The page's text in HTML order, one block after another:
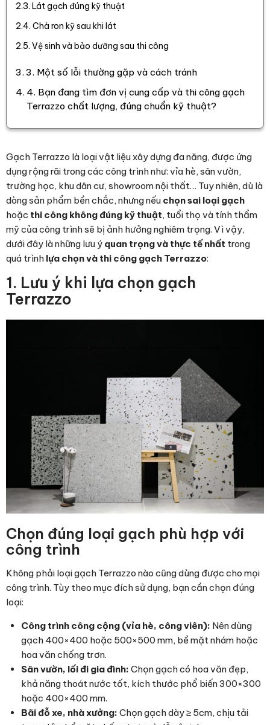
Lát gạch đúng kỹ thuật
Chà ron kỹ sau khi lát
Vệ sinh và bảo dưỡng sau thi công
3. Một số lỗi thường gặp và cách tránh
4. Bạn đang tìm đơn vị cung cấp và thi công gạch
Terrazzo chất lượng, đúng chuẩn kỹ thuật?
Gạch Terrazzo là loại vật liệu xây dựng đa năng, được ứng
dụng rộng rãi trong các công trình như: vỉa hè, sân vườn,
trường học, khu dân cư, showroom nội thất… Tuy nhiên, dù là
dòng sản phẩm bền chắc, nhưng nếu chọn sai loại gạch
hoặc thi công không đúng kỹ thuật, tuổi thọ và tính thẩm
mỹ của công trình sẽ bị ảnh hưởng nghiêm trọng. Vì vậy,
dưới đây là những lưu ý quan trọng và thực tế nhất trong
quá trình lựa chọn và thi công gạch Terrazzo:
1. Lưu ý khi lựa chọn gạch
Terrazzo
Chọn đúng loại gạch phù hợp với
công trình
Không phải loại gạch Terrazzo nào cũng dùng được cho mọi
công trình. Tùy theo mục đích sử dụng, bạn cần chọn đúng
loại:
Công trình công cộng (vỉa hè, công viên): Nên dùng
gạch 400×400 hoặc 500×500 mm, bề mặt nhám hoặc
hoa văn chống trơn.
Sân vườn, lối đi gia đình: Chọn gạch có hoa văn đẹp,
khả năng thoát nước tốt, kích thước phổ biến 300×300
hoặc 400×400 mm.
Bãi đỗ xe, nhà xưởng: Chọn gạch dày ≥ 5cm, chịu tải